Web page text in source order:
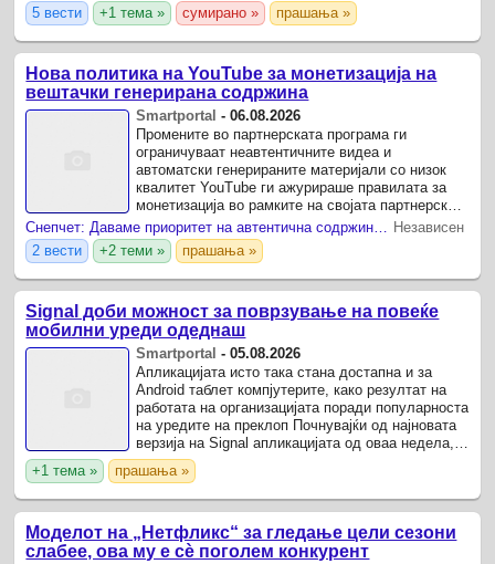
5 вести
+1 тема » сумирано » прашања »
Нова политика на YouTube за монетизација на
вештачки генерирана содржина
Smartportal -06.08.2026
Промените во партнерската програма ги
ограничуваат неавтентичните видеа и
автоматски генерираните материјали со низок
квалитет YouTube ги ажурираше правилата за
монетизација во рамките на својата партнерска
програма, со цел да го регулира приливот на
видеа создадени со вештачка ...
Снепчет: Даваме приоритет на автентична содржина создадена од луѓе Независен
2 вести
+2 теми » прашања »
Signal доби можност за поврзување на повеќе
мобилни уреди одеднаш
Smartportal -05.08.2026
Апликацијата исто така стана достапна и за
Android таблет компјутерите, како резултат на
работата на организацијата поради популарноста
на уредите на преклоп Почнувајќи од најновата
верзија на Signal апликацијата од оваа недела,
корисниците добиваат можност да ја поврзат ...
+1 тема » прашања »
Моделот на „Нетфликс“ за гледање цели сезони
слабее, ова му е сѐ поголем конкурент